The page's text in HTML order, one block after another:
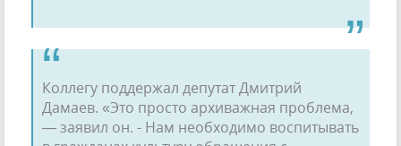
Коллегу поддержал депутат Дмитрий
Дамаев. «Это просто архиважная проблема,
— заявил он. - Нам необходимо воспитывать